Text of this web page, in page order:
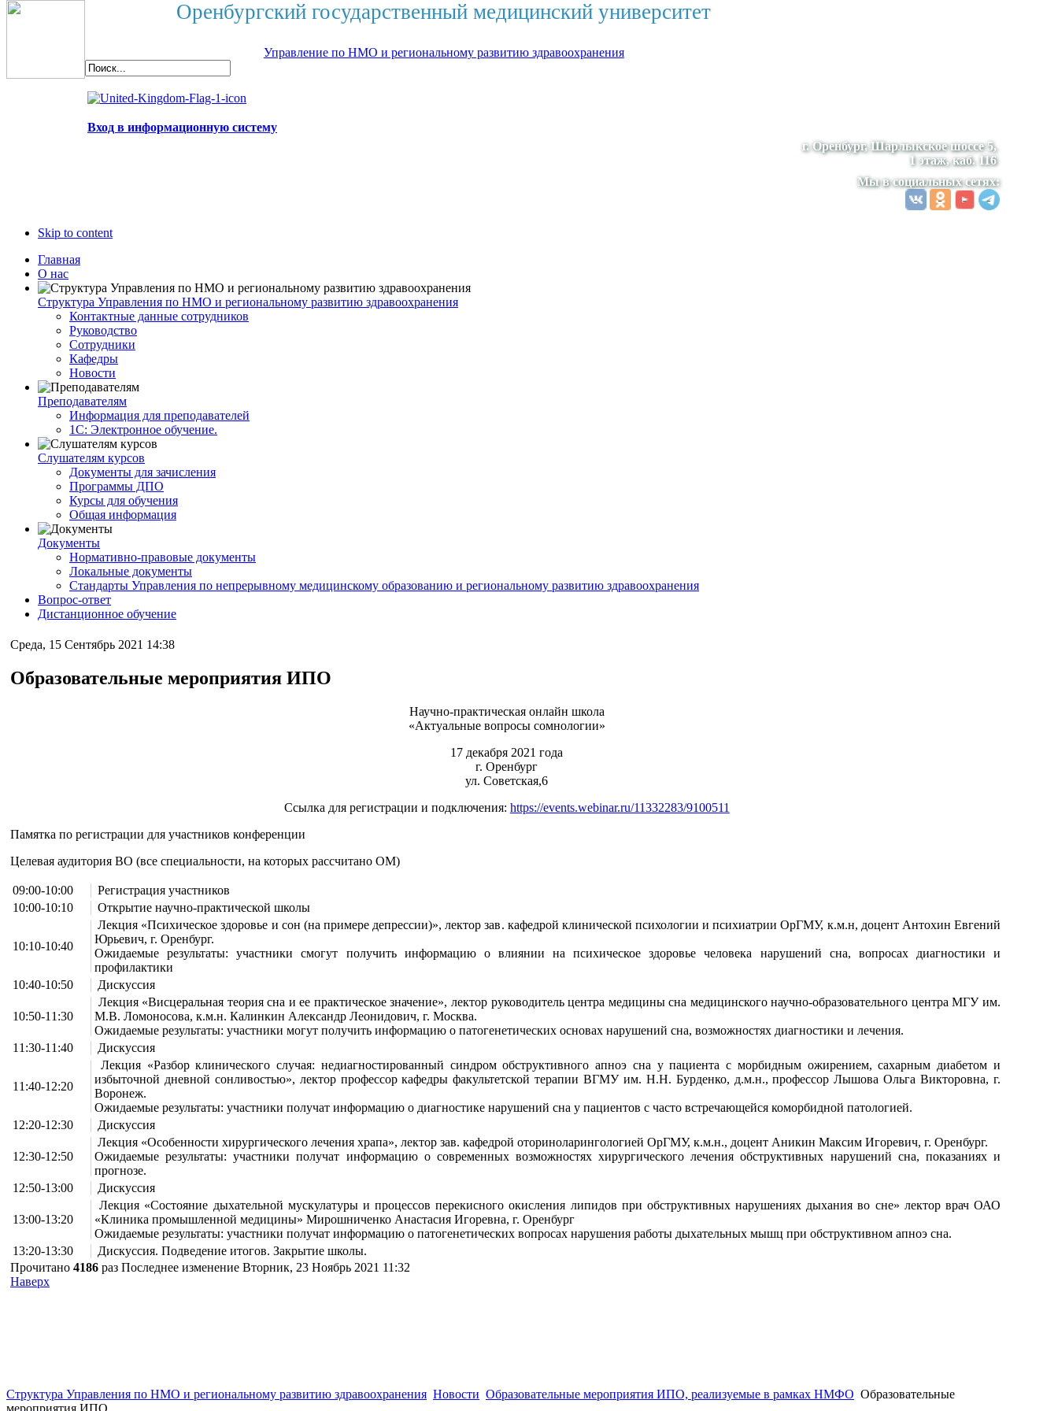
Оренбургский государственный медицинский университет
Управление по НМО и региональному развитию здравоохранения
Вход в информационную систему
г. Оренбург, Шарлыкское шоссе 5,
1 этаж, каб. 116
Мы в социальных сетях:
Skip to content
Главная
О нас
Структура Управления по НМО и региональному развитию здравоохранения
Контактные данные сотрудников
Руководство
Сотрудники
Кафедры
Новости
Преподавателям
Информация для преподавателей
1С: Электронное обучение.
Слушателям курсов
Документы для зачисления
Программы ДПО
Курсы для обучения
Общая информация
Документы
Нормативно-правовые документы
Локальные документы
Стандарты Управления по непрерывному медицинскому образованию и региональному развитию здравоохранения
Вопрос-ответ
Дистанционное обучение
Среда, 15 Сентябрь 2021 14:38
Образовательные мероприятия ИПО
Научно-практическая онлайн школа
«Актуальные вопросы сомнологии»
17 декабря 2021 года
г. Оренбург
ул. Советская,6
Ссылка для регистрации и подключения: https://events.webinar.ru/11332283/9100511
Памятка по регистрации для участников конференции
Целевая аудитория ВО (все специальности, на которых рассчитано ОМ)
09:00-10:00
Регистрация участников
10:00-10:10
Открытие научно-практической школы
10:10-10:40
Лекция «Психическое здоровье и сон (на примере депрессии)», лектор зав. кафедрой клинической психологии и психиатрии ОрГМУ, к.м.н, доцент Антохин Евгений
Юрьевич, г. Оренбург.
Ожидаемые результаты: участники смогут получить информацию о влиянии на психическое здоровье человека нарушений сна, вопросах диагностики и
профилактики
10:40-10:50
Дискуссия
10:50-11:30
Лекция «Висцеральная теория сна и ее практическое значение», лектор руководитель центра медицины сна медицинского научно-образовательного центра МГУ им.
М.В. Ломоносова, к.м.н. Калинкин Александр Леонидович, г. Москва.
Ожидаемые результаты: участники могут получить информацию о патогенетических основах нарушений сна, возможностях диагностики и лечения.
11:30-11:40
Дискуссия
11:40-12:20
Лекция «Разбор клинического случая: недиагностированный синдром обструктивного апноэ сна у пациента с морбидным ожирением, сахарным диабетом и
избыточной дневной сонливостью», лектор профессор кафедры факультетской терапии ВГМУ им. Н.Н. Бурденко, д.м.н., профессор Лышова Ольга Викторовна, г.
Воронеж.
Ожидаемые результаты: участники получат информацию о диагностике нарушений сна у пациентов с часто встречающейся коморбидной патологией.
12:20-12:30
Дискуссия
12:30-12:50
Лекция «Особенности хирургического лечения храпа», лектор зав. кафедрой оториноларингологией ОрГМУ, к.м.н., доцент Аникин Максим Игоревич, г. Оренбург.
Ожидаемые результаты: участники получат информацию о современных возможностях хирургического лечения обструктивных нарушений сна, показаниях и
прогнозе.
12:50-13:00
Дискуссия
13:00-13:20
Лекция «Состояние дыхательной мускулатуры и процессов перекисного окисления липидов при обструктивных нарушениях дыхания во сне» лектор врач ОАО
«Клиника промышленной медицины» Мирошниченко Анастасия Игоревна, г. Оренбург
Ожидаемые результаты: участники получат информацию о патогенетических вопросах нарушения работы дыхательных мышц при обструктивном апноэ сна.
13:20-13:30
Дискуссия. Подведение итогов. Закрытие школы.
Прочитано 4186 раз Последнее изменение Вторник, 23 Ноябрь 2021 11:32
Наверх
Структура Управления по НМО и региональному развитию здравоохранения Новости Образовательные мероприятия ИПО, реализуемые в рамках НМФО Образовательные
мероприятия ИПО